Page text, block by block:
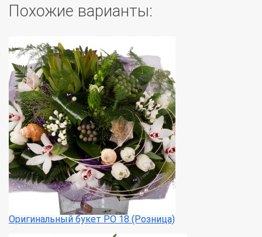
Похожие варианты:
Оригинальный букет РО 18 (Розница)